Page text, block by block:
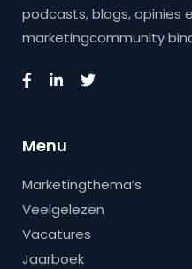
podcasts, blogs, opinies
marketingcommunity
Menu
Marketingthema’s
Veelgelezen
Vacatures
Jaarboek